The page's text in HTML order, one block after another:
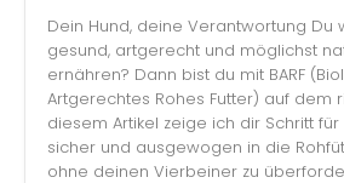
Dein Hund, deine Verantwortung Du
gesund, artgerecht und möglichst
ernähren? Dann bist du mit BARF
Artgerechtes Rohes Futter) auf dem
diesem Artikel zeige ich dir Schritt für
sicher und ausgewogen in die
ohne deinen Vierbeiner zu